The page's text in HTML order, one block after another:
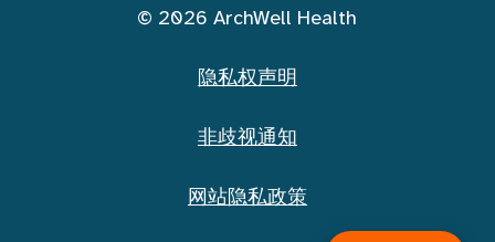
© 2026 ArchWell Health
隐私权声明
非歧视通知
网站隐私政策